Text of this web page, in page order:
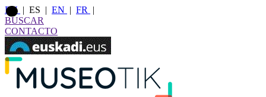
EU | ES | EN | FR
|
BUSCAR
CONTACTO